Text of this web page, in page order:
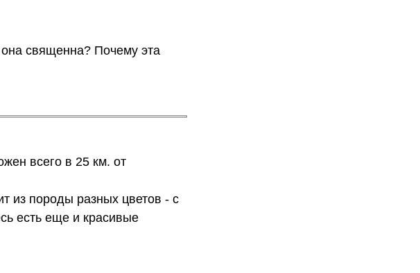
священна? Почему эта
всего в 25 км. от
из породы разных цветов - с
есть еще и красивые